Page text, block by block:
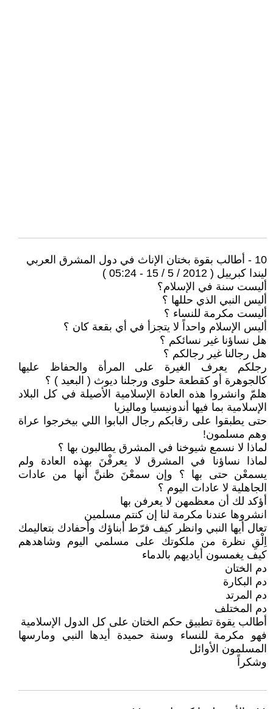
10 - أطالب بقوة بختان الإناث في دول المشرق العربي
ليندا كبرييل ( 2012 / 5 / 15 - 05:24 )
أليست سنة في الإسلام؟
أليس النبي الذي حللها ؟
أليست مكرمة للنساء ؟
أليس الإسلام واحداً لا يتجزأ في أي بقعة كان ؟
هل نساؤنا غير نسائكم ؟
هل رجالنا غير رجالكم ؟
رجلكم يعرف الغيرة على المرأة والحفاظ عليها
كالجوهرة أو كقطعة حلوى ورجلنا ديوث ( البعيد ) ؟
هلمّ وانشروا هذه العادة الإسلامية الأصيلة في كل البلاد
الإسلامية بما فيها أندونيسيا وماليزيا
حتى يطبقوا على رقابكم رجال البابوا اللي بيخرجوا عراة
وهم مسلمون!
لماذا لا نسمع شيوخنا في المشرق يطالبون بها ؟
لماذا نساؤنا في المشرق لا يعرفْنَ بهذه العادة ولم
يسمعْن حتى بها ؟ وإن سمعْنَ ظننَّ أنها من عادات
الجاهلية لا عادات اليوم ؟
أؤكد لك أن معظمهن لا يعرفن بها
انشروها عندنا مكرمة لنا إن كنتم مسلمين
تعال أيها النبي وانظر كيف فرّط أبناؤك وأحفادك بتعاليمك
اِلْقِ نظرة من ملكوتك على مسلمي اليوم وشاهدهم
كيف يغمسون أياديهم بالدماء
دم الختان
دم البكارة
دم المرتد
دم المختلف
أطالب يقوة تطبيق حكم الختان على كل الدول الإسلامية
فهو مكرمة للنساء وسنة حميدة أيدها النبي ومارسها
المسلمون الأوائل
وشكراً